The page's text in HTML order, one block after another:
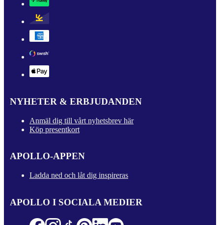
NYHETER & ERBJUDANDEN
Anmäl dig till vårt nyhetsbrev här
Köp presentkort
APOLLO-APPEN
Ladda ned och låt dig inspireras
APOLLO I SOCIALA MEDIER